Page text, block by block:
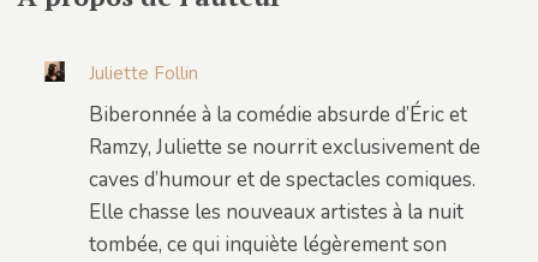
Juliette Follin
Biberonnée à la comédie absurde d’Éric et
Ramzy, Juliette se nourrit exclusivement de
caves d’humour et de spectacles comiques.
Elle chasse les nouveaux artistes à la nuit
tombée, ce qui inquiète légèrement son